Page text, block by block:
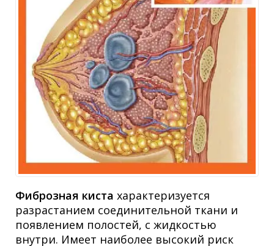
Фиброзная киста характеризуется
разрастанием соединительной ткани и
появлением полостей, с жидкостью
внутри. Имеет наиболее высокий риск